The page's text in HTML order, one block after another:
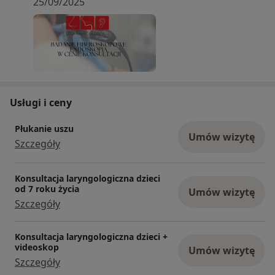
migdałków podniebiennych, które możemy
zobaczyć po szerokim otwarciu ust, trzeciego
migdałka nie da się zobaczyć. BADANIE
ENDOSKOPOWE W CENIE KONSULTACJI
WARSZAWA OTOLARYNGOLODZY24
Usługi i ceny
Płukanie uszu
Szczegóły Umów wizytę
Konsultacja laryngologiczna dzieci
od 7 roku życia
Szczegóły
Umów wizytę
Konsultacja laryngologiczna dzieci +
videoskop
Szczegóły
Umów wizytę